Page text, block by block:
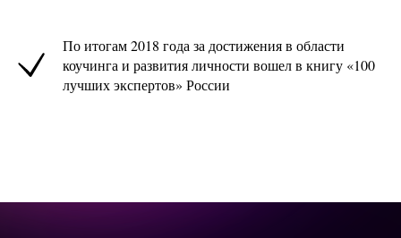
По итогам 2018 года за достижения в области
коучинга и развития личности вошел в книгу «100
лучших экспертов» России